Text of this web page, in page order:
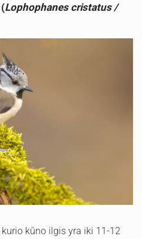
Lophophanes cristatus /
kūno ilgis yra iki 11-12